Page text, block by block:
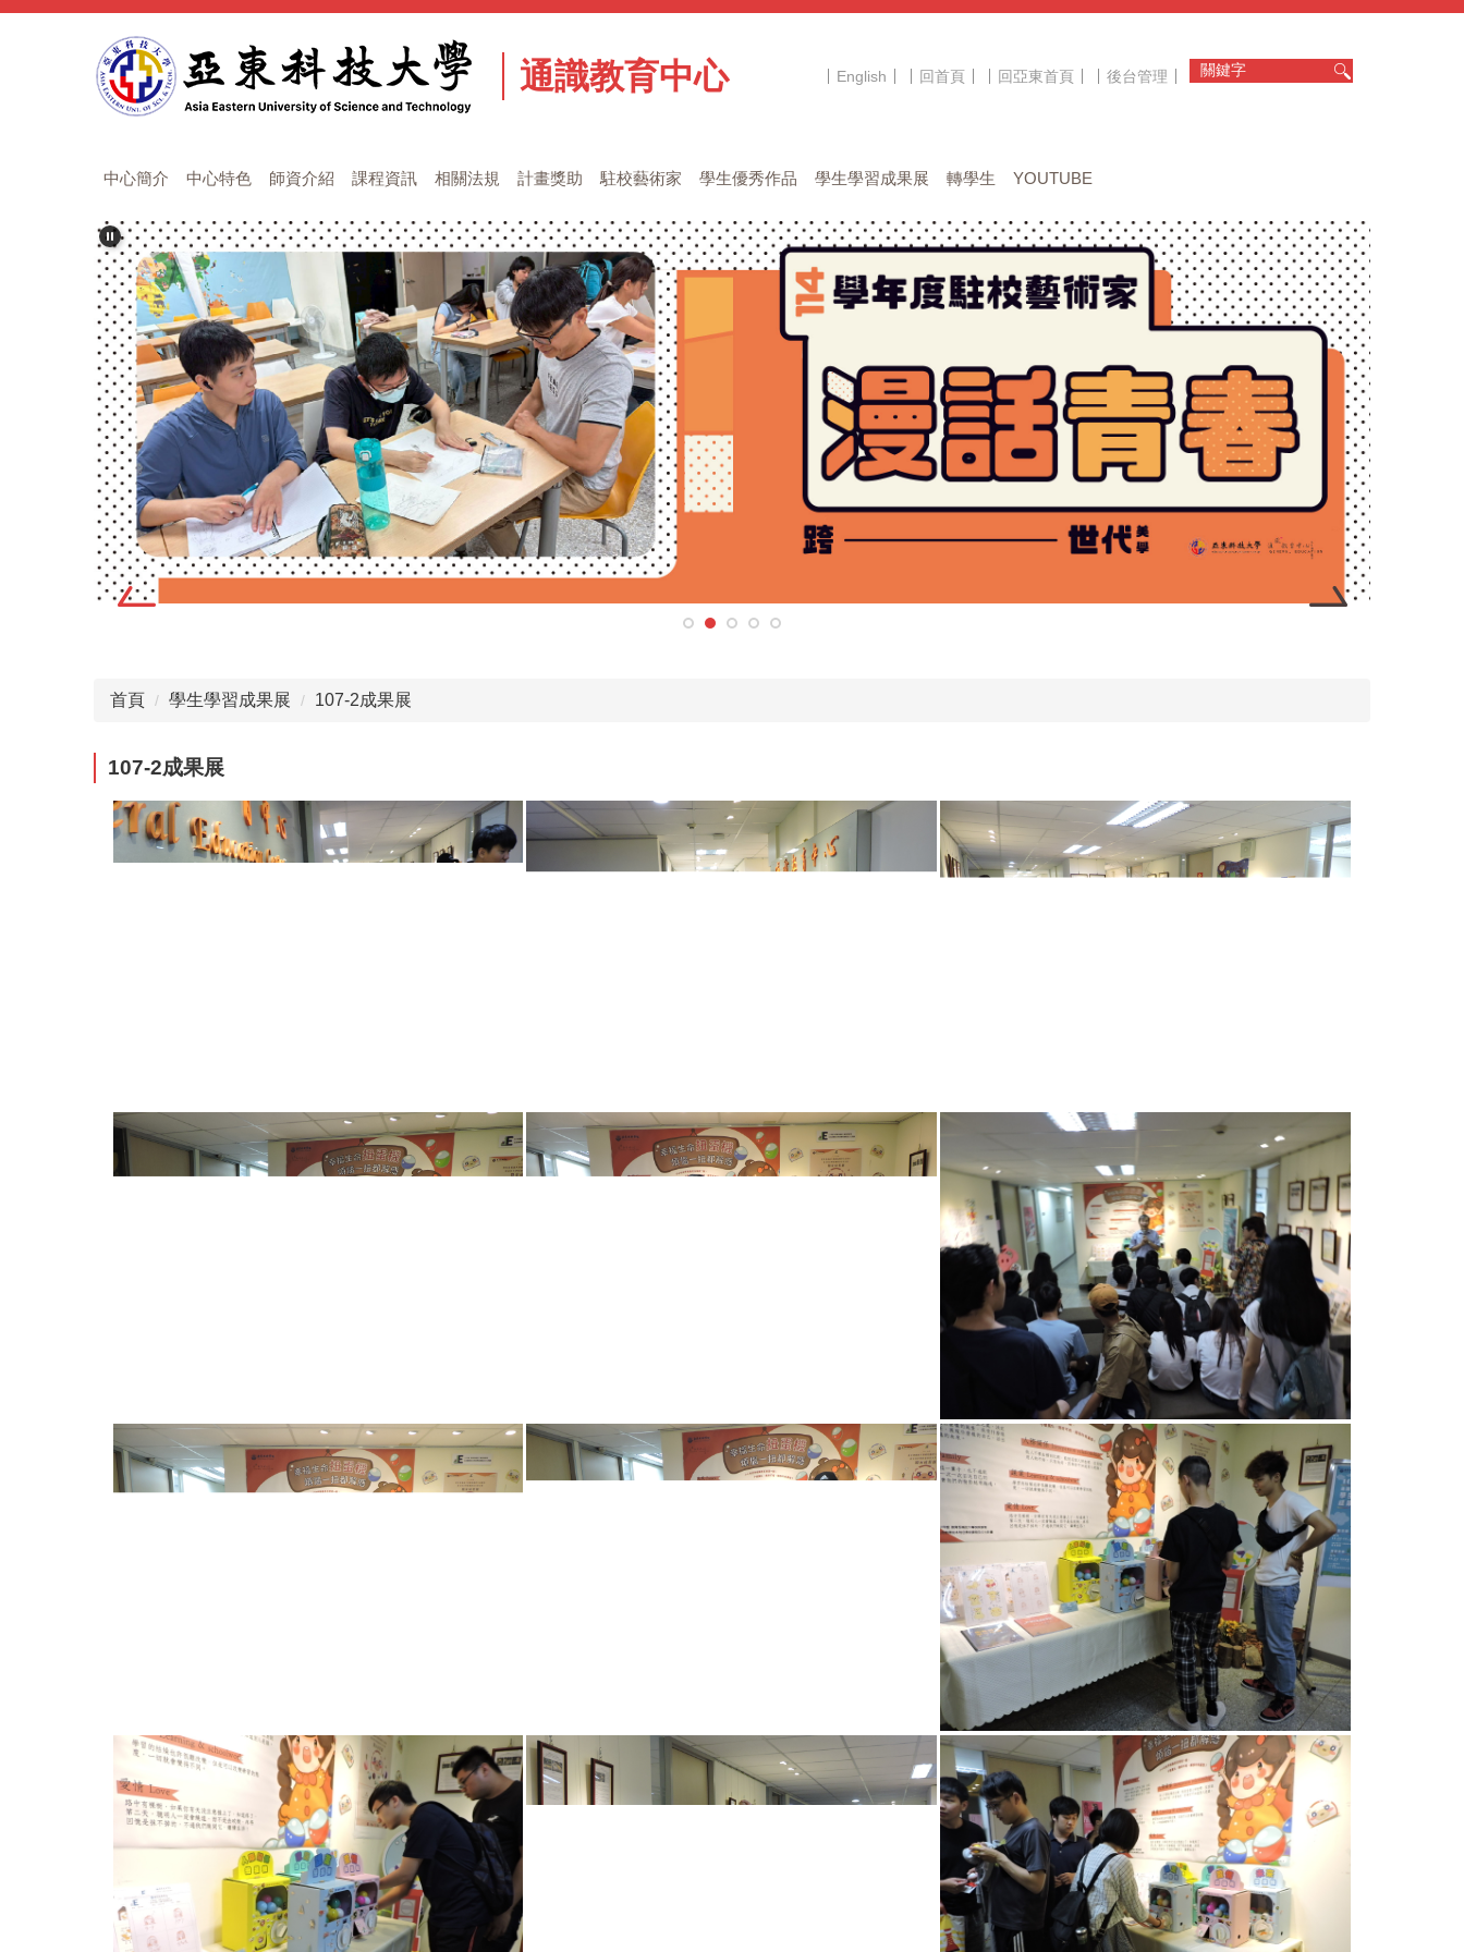
跳
通識教育中心 English 回首頁 回亞東首頁 後台管理
中心簡介 中心特色 師資介紹 課程資訊 相關法規 計畫獎助 駐校藝術家 學生優秀作品 學生學習成果展 轉學生 YOUTUBE
首頁 學生學習成果展 107-2成果展
107-2成果展